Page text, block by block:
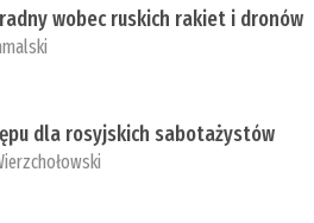
wobec ruskich rakiet i dronów
dla rosyjskich sabotażystów